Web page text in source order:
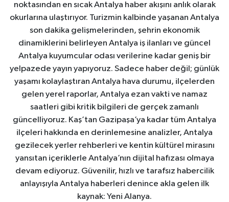
noktasından en sıcak Antalya haber akışını anlık olarak
okurlarına ulaştırıyor. Turizmin kalbinde yaşanan Antalya
son dakika gelişmelerinden, şehrin ekonomik
dinamiklerini belirleyen Antalya iş ilanları ve güncel
Antalya kuyumcular odası verilerine kadar geniş bir
yelpazede yayın yapıyoruz. Sadece haber değil; günlük
yaşamı kolaylaştıran Antalya hava durumu, ilçelerden
gelen yerel raporlar, Antalya ezan vakti ve namaz
saatleri gibi kritik bilgileri de gerçek zamanlı
güncelliyoruz. Kaş’tan Gazipaşa’ya kadar tüm Antalya
ilçeleri hakkında en derinlemesine analizler, Antalya
gezilecek yerler rehberleri ve kentin kültürel mirasını
yansıtan içeriklerle Antalya’nın dijital hafızası olmaya
devam ediyoruz. Güvenilir, hızlı ve tarafsız habercilik
anlayışıyla Antalya haberleri denince akla gelen ilk
kaynak: Yeni Alanya.